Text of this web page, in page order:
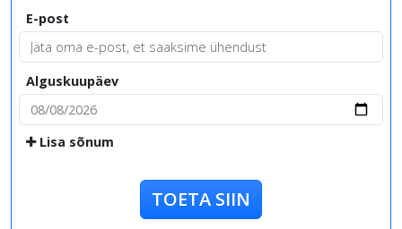
E-post
Alguskuupäev
Lisa sõnum
TOETA SIIN